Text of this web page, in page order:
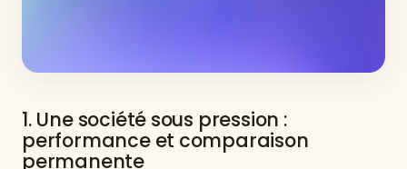
1. Une société sous pression :
performance et comparaison
permanente